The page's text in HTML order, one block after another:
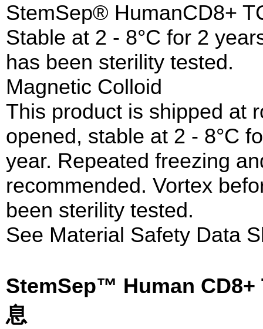
StemSep® HumanCD8+
Stable at 2 - 8°C for 2
has been sterility tested.
Magnetic Colloid
This product is shipped at
opened, stable at 2 - 8°C
year. Repeated freezing
recommended. Vortex
been sterility tested.
See Material Safety Data
StemSep™ Human
息